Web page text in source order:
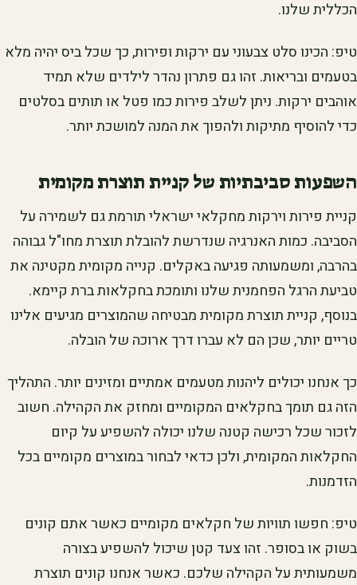
הכללית שלנו.
טיפ: הכינו סלט צבעוני עם ירקות ופירות, כך שכל ביס יהיה מלא
בטעמים ובריאות. זהו גם פתרון נהדר לילדים שלא תמיד
אוהבים ירקות. ניתן לשלב פירות כמו פטל או תותים בסלטים
כדי להוסיף מתיקות ולהפוך את המנה למושכת יותר.
השפעות סביבתיות של קניית תוצרת מקומית
קניית פירות וירקות מחקלאי ישראלי תורמת גם לשמירה על
הסביבה. כמות האנרגיה שנדרשת להובלת תוצרת מחו"ל גבוהה
בהרבה, ומשמעותה פגיעה באקלים. קנייה מקומית מקטינה את
טביעת הרגל הפחמנית שלנו ותומכת בחקלאות ברת קיימא.
בנוסף, קניית תוצרת מקומית מבטיחה שהמוצרים מגיעים אלינו
טריים יותר, שכן הם לא עברו דרך ארוכה של הובלה.
כך אנחנו יכולים ליהנות מטעמים אמתיים ומזינים יותר. התהליך
הזה גם תומך בחקלאים המקומיים ומחזק את הקהילה. חשוב
לזכור שכל רכישה קטנה שלנו יכולה להשפיע על קיום
החקלאות המקומית, ולכן כדאי לבחור במוצרים מקומיים בכל
הזדמנות.
טיפ: חפשו תוויות של חקלאים מקומיים כאשר אתם קונים
בשוק או בסופר. זהו צעד קטן שיכול להשפיע בצורה
משמעותית על הקהילה שלכם. כאשר אנחנו קונים תוצרת